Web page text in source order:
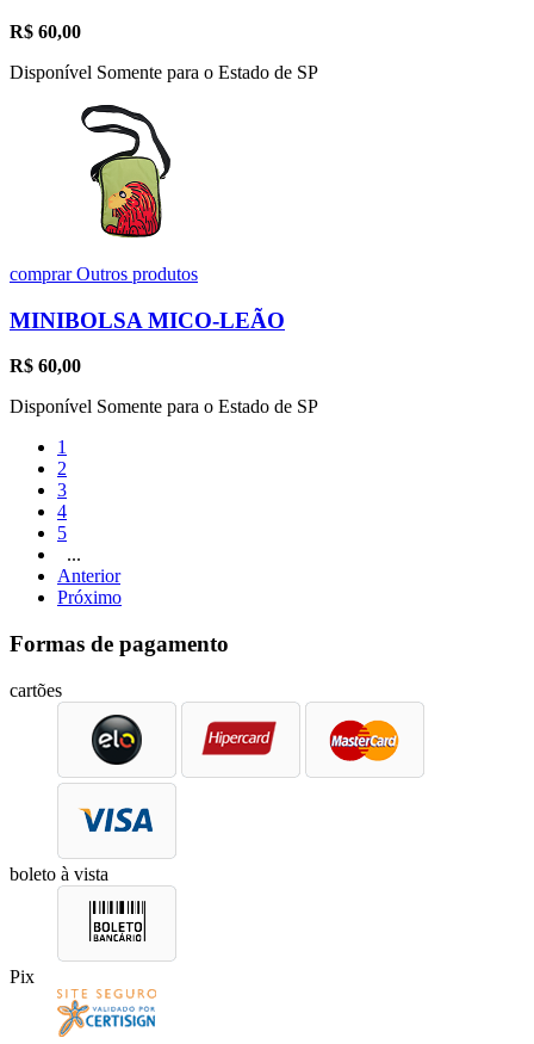
R$ 60,00
Disponível Somente para o Estado de SP
comprarOutros produtos
MINIBOLSA MICO-LEÃO
R$ 60,00
Disponível Somente para o Estado de SP
1
2
3
4
5
...
Anterior
Próximo
Formas de pagamento
cartões
boleto à vista
Pix